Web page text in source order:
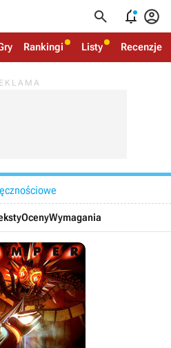
  
Rankingi Listy Recenzje
OcenyWymagania